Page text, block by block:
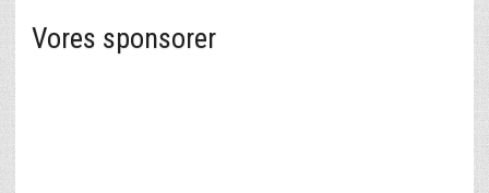
Vores sponsorer